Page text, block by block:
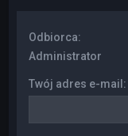
Odbiorca:
Administrator
Twój adres e-mail: